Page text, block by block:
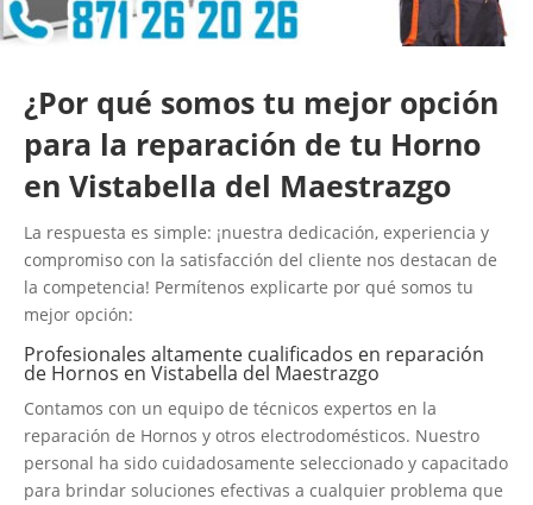
¿Por qué somos tu mejor opción
para la reparación de tu Horno
en Vistabella del Maestrazgo
La respuesta es simple: ¡nuestra dedicación, experiencia y
compromiso con la satisfacción del cliente nos destacan de
la competencia! Permítenos explicarte por qué somos tu
mejor opción:
Profesionales altamente cualificados en reparación
de Hornos en Vistabella del Maestrazgo
Contamos con un equipo de técnicos expertos en la
reparación de Hornos y otros electrodomésticos. Nuestro
personal ha sido cuidadosamente seleccionado y capacitado
para brindar soluciones efectivas a cualquier problema que